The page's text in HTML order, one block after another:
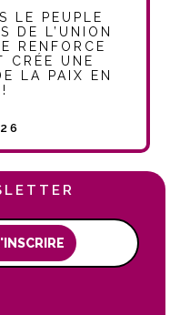
LE PEUPLE
DE L’UNION
RENFORCE
CRÉE UNE
LA PAIX EN